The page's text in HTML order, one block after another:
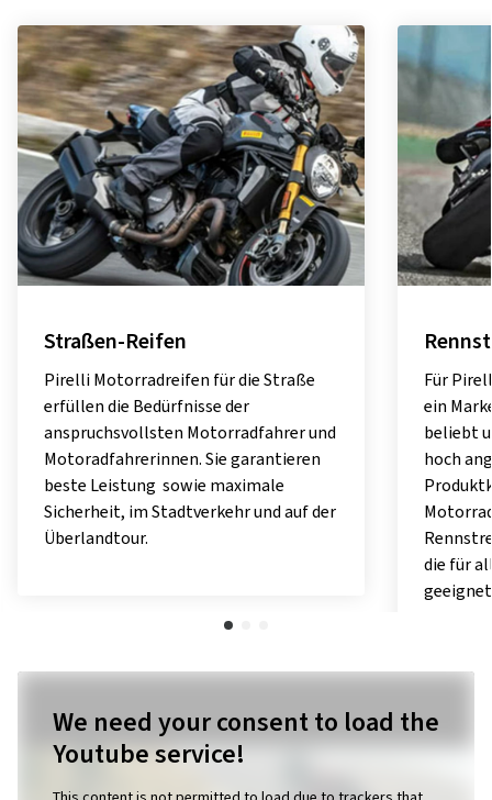
Straßen-Reifen
Pirelli Motorradreifen für die Straße
erfüllen die Bedürfnisse der
anspruchsvollsten Motorradfahrer und
Motoradfahrerinnen. Sie garantieren
beste Leistung sowie maximale
Sicherheit, im Stadtverkehr und auf der
Überlandtour.
Für
ein
beliebt
hoch
die für
We need your consent to load the
Youtube service!